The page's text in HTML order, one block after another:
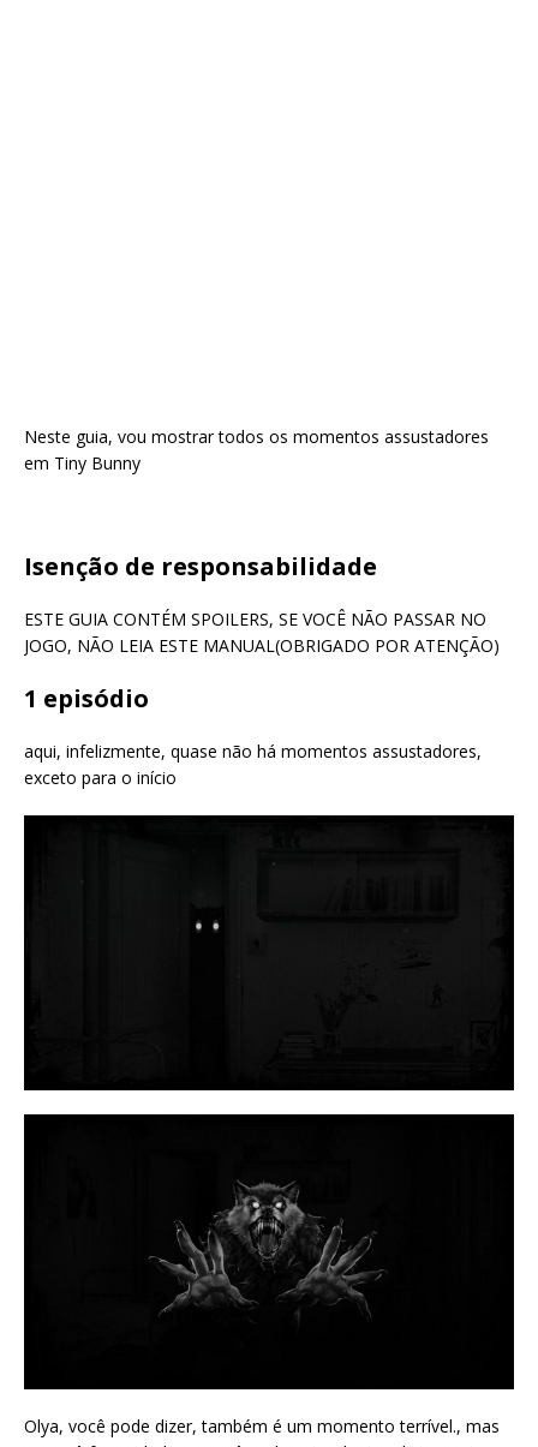
Neste guia, vou mostrar todos os momentos assustadores
em Tiny Bunny
Isenção de responsabilidade
ESTE GUIA CONTÉM SPOILERS, SE VOCÊ NÃO PASSAR NO
JOGO, NÃO LEIA ESTE MANUAL(OBRIGADO POR ATENÇÃO)
1 episódio
aqui, infelizmente, quase não há momentos assustadores,
exceto para o início
Olya, você pode dizer, também é um momento terrível., mas